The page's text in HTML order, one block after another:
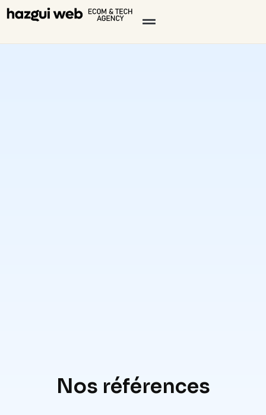
Nos références